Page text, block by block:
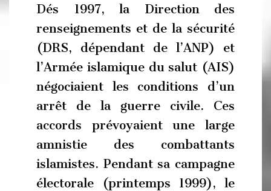
Dés 1997, la Direction des
renseignements et de la sécurité
(DRS, dépendant de l’ANP) et
l’Armée islamique du salut (AIS)
négociaient les conditions d’un
arrêt de la guerre civile. Ces
accords prévoyaient une large
amnistie des combattants
islamistes. Pendant sa campagne
électorale (printemps 1999), le